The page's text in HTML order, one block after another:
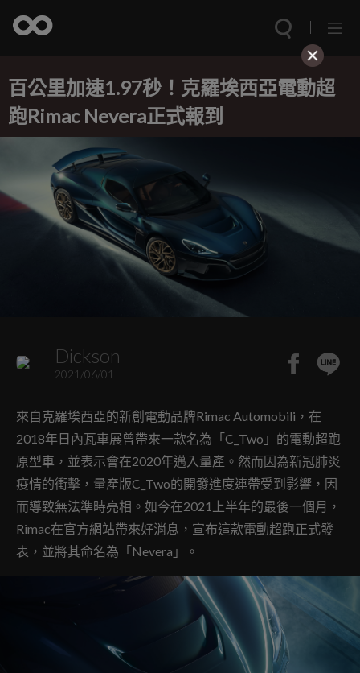
百公里加速1.97秒！克羅埃西亞電動超
跑Rimac Nevera正式報到
Dickson
2021/06/01
來自克羅埃西亞的新創電動品牌Rimac Automobili，在
2018年日內瓦車展曾帶來一款名為「C_Two」的電動超跑
原型車，並表示會在2020年邁入量產。然而因為新冠肺炎
疫情的衝擊，量產版C_Two的開發進度連帶受到影響，因
而導致無法準時亮相。如今在2021上半年的最後一個月，
Rimac在官方網站帶來好消息，宣布這款電動超跑正式發
表，並將其命名為「Nevera」。